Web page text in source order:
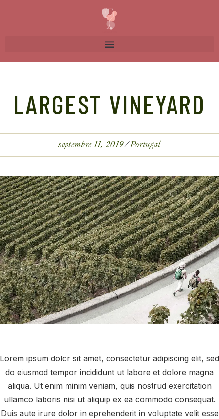
LARGEST VINEYARD
septembre 11, 2019 Portugal
Lorem ipsum dolor sit amet, consectetur adipiscing elit, sed
do eiusmod tempor incididunt ut labore et dolore magna
aliqua. Ut enim minim veniam, quis nostrud exercitation
ullamco laboris nisi ut aliquip ex ea commodo consequat.
Duis aute irure dolor in eprehenderit in voluptate velit esse